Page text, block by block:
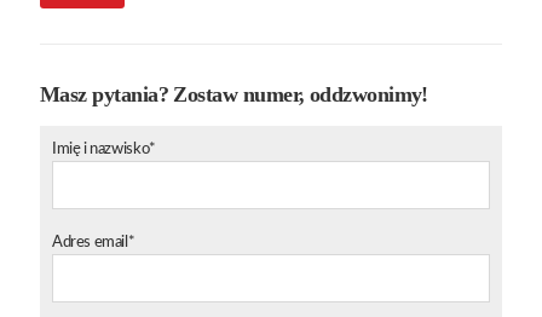
Masz pytania? Zostaw numer, oddzwonimy!
Imię i nazwisko*
Adres email*